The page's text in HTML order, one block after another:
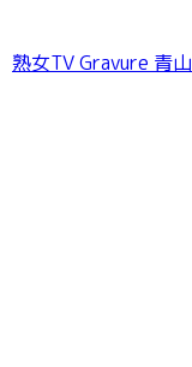
熟女TV Gravure 青